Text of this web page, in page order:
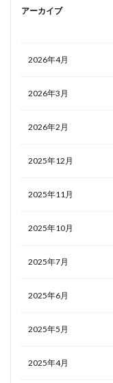
アーカイブ
2026年4月
2026年3月
2026年2月
2025年12月
2025年11月
2025年10月
2025年7月
2025年6月
2025年5月
2025年4月